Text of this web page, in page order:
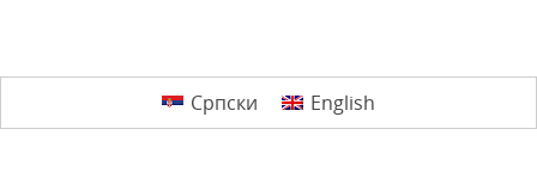
Српски English